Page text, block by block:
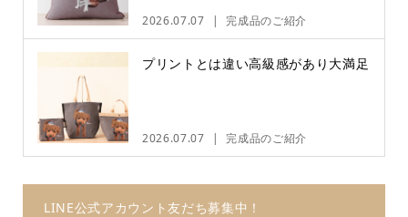
2026.07.07 完成品のご紹介
プリントとは違い高級感があり大満足
2026.07.07 完成品のご紹介
LINE公式アカウント友だち募集中！